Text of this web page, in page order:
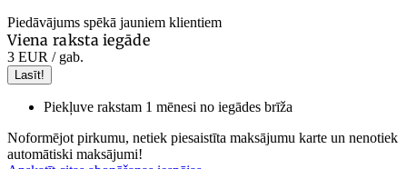
Piedāvājums spēkā jauniem klientiem
Viena raksta iegāde
3 EUR / gab.
Lasīt!
Piekļuve rakstam 1 mēnesi no iegādes brīža
Noformējot pirkumu, netiek piesaistīta maksājumu karte un nenotiek
automātiski maksājumi!